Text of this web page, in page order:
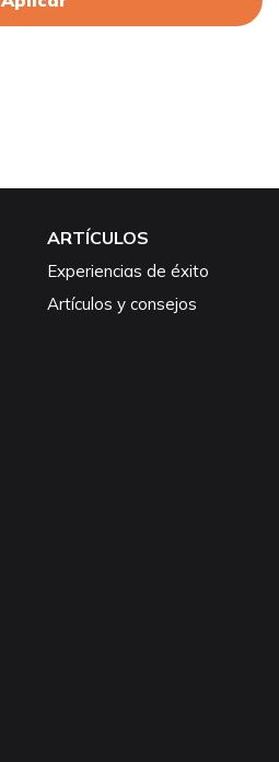
ARTÍCULOS
Experiencias de éxito
Artículos y consejos